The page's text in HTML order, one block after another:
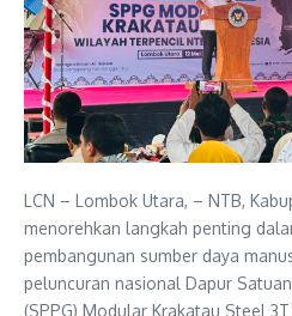
LCN – Lombok Utara, – NTB,
menorehkan langkah penting
pembangunan sumber daya
peluncuran nasional Dapur
(SPPG) Modular Krakatau Steel